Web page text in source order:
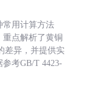
常用计算方法
重点解析了黄铜
差异，并提供实
考GB/T 4423-